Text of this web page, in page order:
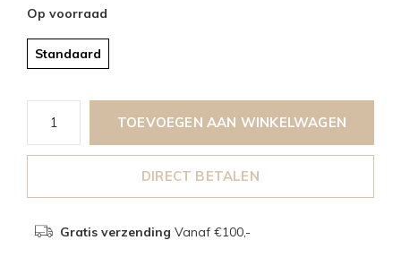
Op voorraad
Standaard
TOEVOEGEN AAN WINKELWAGEN
DIRECT BETALEN
Gratis verzending Vanaf €100,-